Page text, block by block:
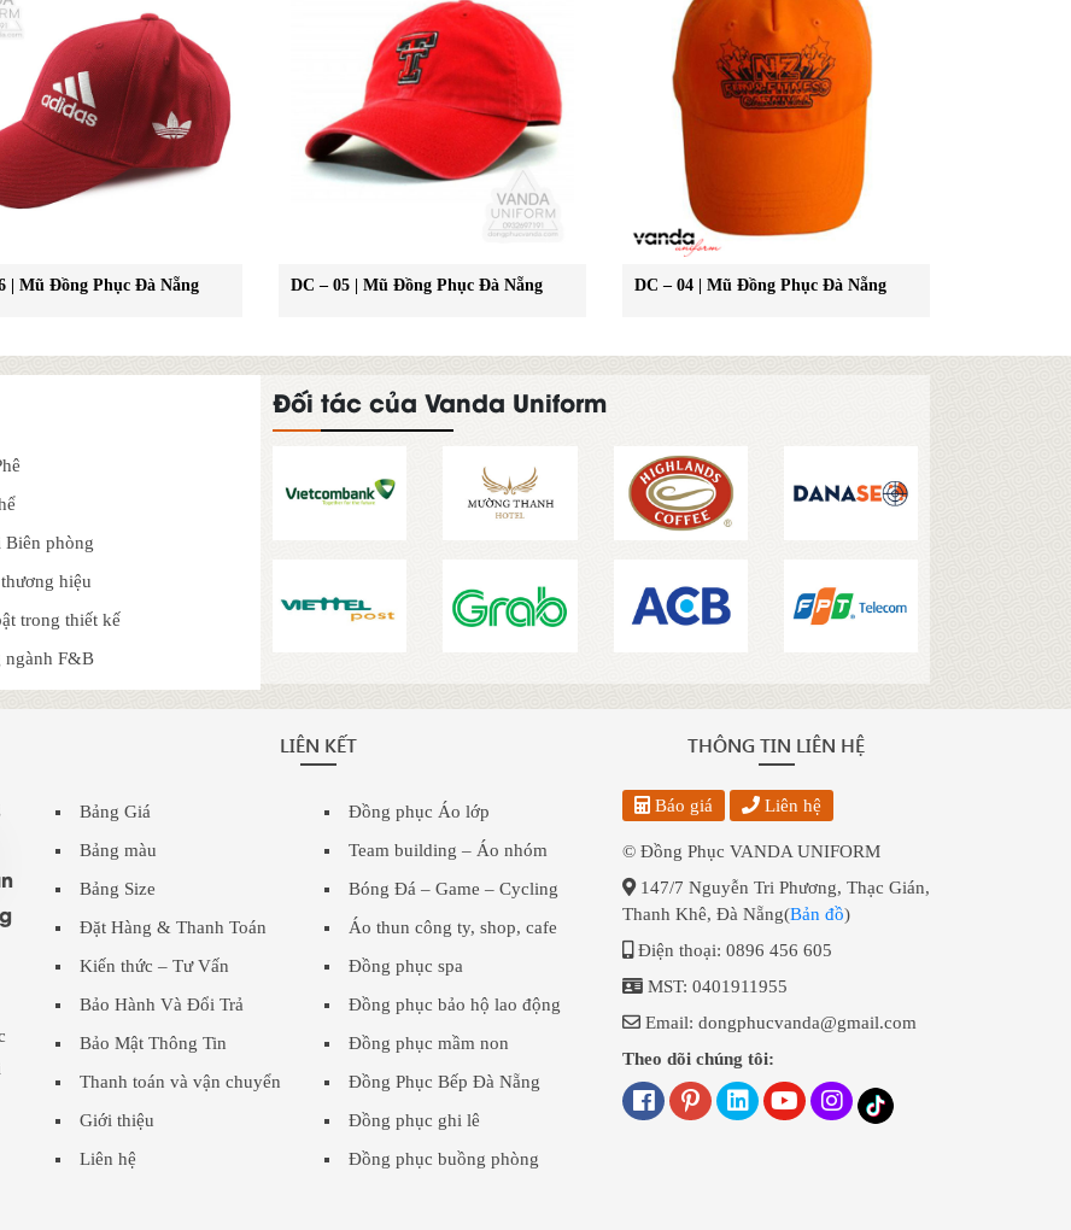
| Mũ Đồng Phục Đà Nẵng DC – 05 | Mũ Đồng Phục Đà Nẵng DC – 04 | Mũ Đồng Phục Đà Nẵng
Biên phòng
hiệu
trong thiết kế
ngành F&B
Đối tác của Vanda Uniform
LIÊN KẾT
Bảng Giá
Bảng màu
Bảng Size
Đặt Hàng & Thanh Toán
Kiến thức – Tư Vấn
Bảo Hành Và Đổi Trả
Bảo Mật Thông Tin
Thanh toán và vận chuyển
Giới thiệu
Liên hệ
Đồng phục Áo lớp
Team building – Áo nhóm
Bóng Đá – Game – Cycling
Áo thun công ty, shop, cafe
Đồng phục spa
Đồng phục bảo hộ lao động
Đồng phục mầm non
Đồng Phục Bếp Đà Nẵng
Đồng phục ghi lê
Đồng phục buồng phòng
THÔNG TIN LIÊN HỆ
Báo giá Liên hệ
© Đồng Phục VANDA UNIFORM
147/7 Nguyễn Tri Phương, Thạc Gián,
Thanh Khê, Đà Nẵng(Bản đồ)
Điện thoại: 0896 456 605
MST: 0401911955
Email: dongphucvanda@gmail.com
Theo dõi chúng tôi: